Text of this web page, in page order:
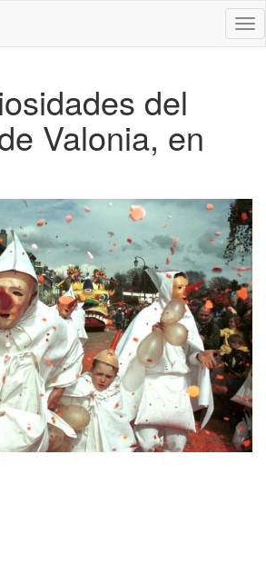
del
Valonia, en